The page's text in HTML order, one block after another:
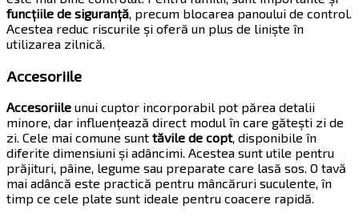
funcțiile de siguranță, precum blocarea panoului de control.
Acestea reduc riscurile și oferă un plus de liniște în
utilizarea zilnică.
Accesoriile
Accesoriile unui cuptor incorporabil pot părea detalii
minore, dar influențează direct modul în care gătești zi de
zi. Cele mai comune sunt tăvile de copt, disponibile în
diferite dimensiuni și adâncimi. Acestea sunt utile pentru
prăjituri, pâine, legume sau preparate care lasă sos. O tavă
mai adâncă este practică pentru mâncăruri suculente, în
timp ce cele plate sunt ideale pentru coacere rapidă.